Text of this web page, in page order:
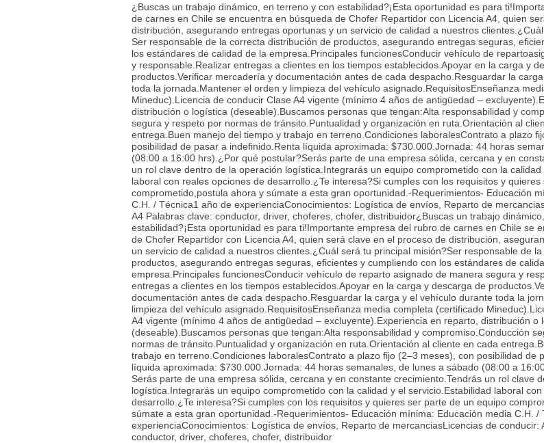
¿Buscas un trabajo dinámico, en terreno y con estabilidad?¡Esta oportunidad es para
de carnes en Chile se encuentra en búsqueda de Chofer Repartidor con Licencia A4, quien
distribución, asegurando entregas oportunas y un servicio de calidad a nuestros
Ser responsable de la correcta distribución de productos, asegurando entregas seguras,
los estándares de calidad de la empresa.Principales funcionesConducir vehículo de
y responsable.Realizar entregas a clientes en los tiempos establecidos.Apoyar en la carga y
productos.Verificar mercadería y documentación antes de cada despacho.Resguardar la
toda la jornada.Mantener el orden y limpieza del vehículo asignado.RequisitosEnseñanza
Mineduc).Licencia de conducir Clase A4 vigente (mínimo 4 años de antigüedad –
distribución o logística (deseable).Buscamos personas que tengan:Alta responsabilidad y
segura y respeto por normas de tránsito.Puntualidad y organización en ruta.Orientación al
entrega.Buen manejo del tiempo y trabajo en terreno.Condiciones laboralesContrato a plazo
posibilidad de pasar a indefinido.Renta líquida aproximada: $730.000.Jornada: 44 horas
(08:00 a 16:00 hrs).¿Por qué postular?Serás parte de una empresa sólida, cercana y en
un rol clave dentro de la operación logística.Integrarás un equipo comprometido con la calidad
laboral con reales opciones de desarrollo.¿Te interesa?Si cumples con los requisitos y
comprometido,postula ahora y súmate a esta gran oportunidad.-Requerimientos- Educación
C.H. / Técnica1 año de experienciaConocimientos: Logística de envíos, Reparto de
A4 Palabras clave: conductor, driver, choferes, chofer, distribuidor¿Buscas un trabajo
estabilidad?¡Esta oportunidad es para ti!Importante empresa del rubro de carnes en Chile se
de Chofer Repartidor con Licencia A4, quien será clave en el proceso de distribución,
un servicio de calidad a nuestros clientes.¿Cuál será tu principal misión?Ser responsable de
productos, asegurando entregas seguras, eficientes y cumpliendo con los estándares de
empresa.Principales funcionesConducir vehículo de reparto asignado de manera segura y
entregas a clientes en los tiempos establecidos.Apoyar en la carga y descarga de
documentación antes de cada despacho.Resguardar la carga y el vehículo durante toda la
limpieza del vehículo asignado.RequisitosEnseñanza media completa (certificado
A4 vigente (mínimo 4 años de antigüedad – excluyente).Experiencia en reparto, distribución o
(deseable).Buscamos personas que tengan:Alta responsabilidad y compromiso.Conducción
normas de tránsito.Puntualidad y organización en ruta.Orientación al cliente en cada
trabajo en terreno.Condiciones laboralesContrato a plazo fijo (2–3 meses), con posibilidad de
líquida aproximada: $730.000.Jornada: 44 horas semanales, de lunes a sábado (08:00 a
Serás parte de una empresa sólida, cercana y en constante crecimiento.Tendrás un rol clave
logística.Integrarás un equipo comprometido con la calidad y el servicio.Estabilidad laboral
desarrollo.¿Te interesa?Si cumples con los requisitos y quieres ser parte de un equipo
súmate a esta gran oportunidad.-Requerimientos- Educación mínima: Educación media C.H. /
experienciaConocimientos: Logística de envíos, Reparto de mercanciasLicencias de conducir:
conductor, driver, choferes, chofer, distribuidor